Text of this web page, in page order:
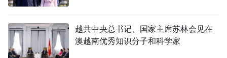
越共中央总书记、国家主席苏林会见在
澳越南优秀知识分子和科学家